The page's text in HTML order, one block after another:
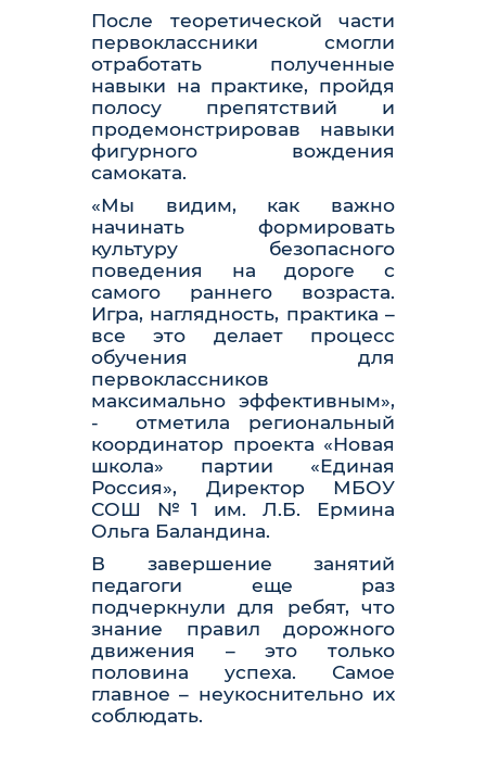
После теоретической части
первоклассники смогли
отработать полученные
навыки на практике, пройдя
полосу препятствий и
продемонстрировав навыки
фигурного вождения
самоката.
«Мы видим, как важно
начинать формировать
культуру безопасного
поведения на дороге с
самого раннего возраста.
Игра, наглядность, практика –
все это делает процесс
обучения для
первоклассников
максимально эффективным»,
-
отметила региональный
координатор проекта «Новая
школа» партии «Единая
Россия», Директор МБОУ
СОШ №1 им. Л.Б. Ермина
Ольга Баландина.
В завершение занятий
педагоги еще раз
подчеркнули для ребят, что
знание правил дорожного
движения – это только
половина успеха. Самое
главное – неукоснительно их
соблюдать.